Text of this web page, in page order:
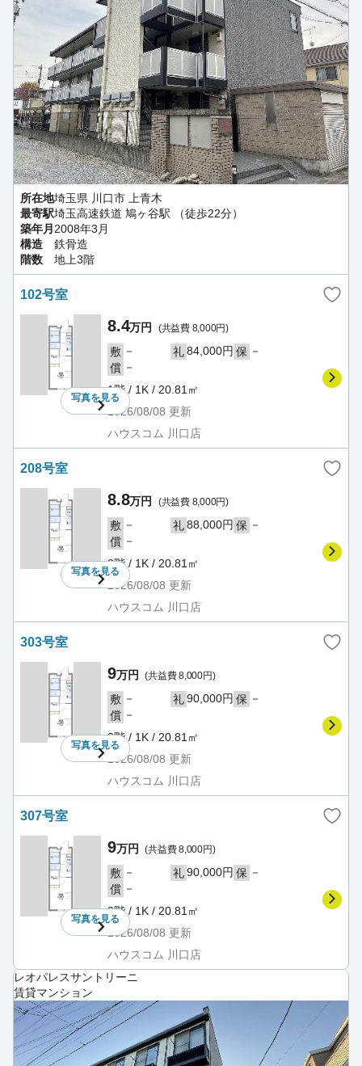
所在地埼玉県 川口市 上青木
最寄駅埼玉高速鉄道 鳩ヶ谷駅 （徒歩22分）
築年月 2008年3月
構造
鉄骨造
階数
地上3階
102号室
写真を見る
8.4万円 (共益費 8,000円)
敷 － 礼84,000円 保 －
償 －
1階 / 1K / 20.81㎡
2026/08/08 更新
ハウスコム 川口店
208号室
写真を見る
8.8万円 (共益費 8,000円)
敷 － 礼88,000円 保 －
償 －
2階 / 1K / 20.81㎡
2026/08/08 更新
ハウスコム 川口店
303号室
写真を見る
9万円 (共益費 8,000円)
敷 － 礼90,000円 保 －
償 －
3階 / 1K / 20.81㎡
2026/08/08 更新
ハウスコム 川口店
307号室
写真を見る
9万円 (共益費 8,000円)
敷 － 礼90,000円 保 －
償 －
3階 / 1K / 20.81㎡
2026/08/08 更新
ハウスコム 川口店
レオパレスサントリーニ
賃貸マンション